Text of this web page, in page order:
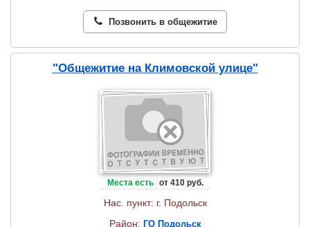
Позвонить в общежитие
"Общежитие на Климовской улице"
Места есть от 410 руб.
Нас. пункт: г. Подольск
Район: ГО Подольск